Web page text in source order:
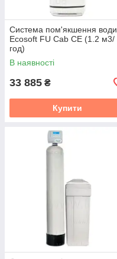
Система пом'якшення води
Ecosoft FU Cab CE (1.2 м3/
год)
В наявності
33 885 ₴
Купити